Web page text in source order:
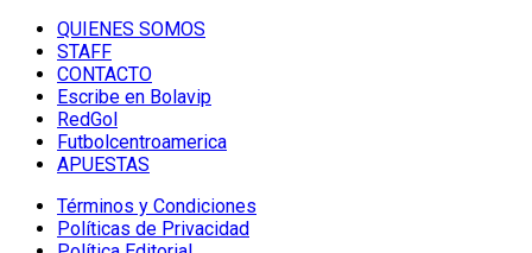
QUIENES SOMOS
STAFF
CONTACTO
Escribe en Bolavip
RedGol
Futbolcentroamerica
APUESTAS
Términos y Condiciones
Políticas de Privacidad